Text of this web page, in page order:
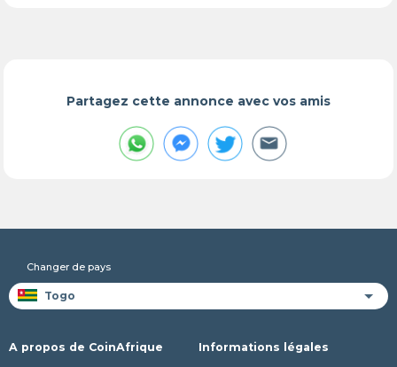
Partagez cette annonce avec vos amis
Changer de pays
A propos de CoinAfrique Informations légales